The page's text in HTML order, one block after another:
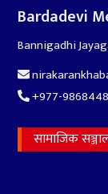
Bardadevi
Bannigadhi
+977-
सामाजिक